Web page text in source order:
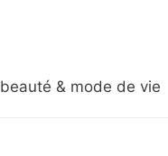
beauté & mode de vie